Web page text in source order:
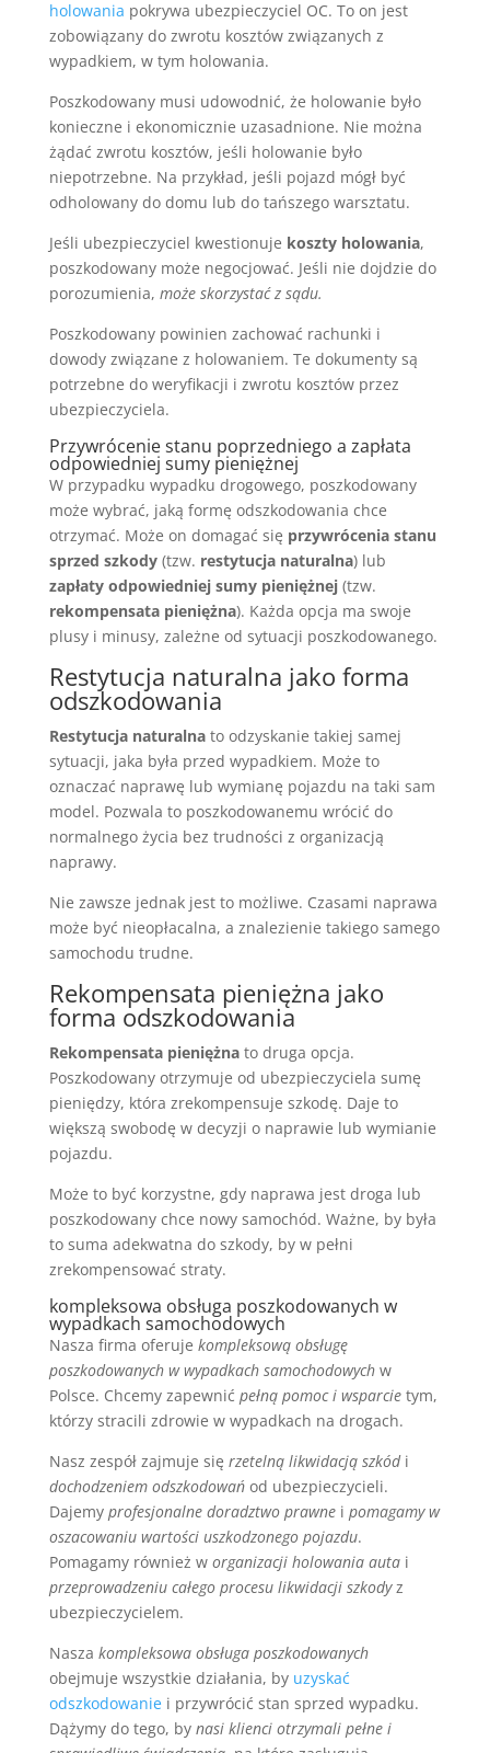
holowania pokrywa ubezpieczyciel OC. To on jest
zobowiązany do zwrotu kosztów związanych z
wypadkiem, w tym holowania.
Poszkodowany musi udowodnić, że holowanie było
konieczne i ekonomicznie uzasadnione. Nie można
żądać zwrotu kosztów, jeśli holowanie było
niepotrzebne. Na przykład, jeśli pojazd mógł być
odholowany do domu lub do tańszego warsztatu.
Jeśli ubezpieczyciel kwestionuje koszty holowania,
poszkodowany może negocjować. Jeśli nie dojdzie do
porozumienia, może skorzystać z sądu.
Poszkodowany powinien zachować rachunki i
dowody związane z holowaniem. Te dokumenty są
potrzebne do weryfikacji i zwrotu kosztów przez
ubezpieczyciela.
Przywrócenie stanu poprzedniego a zapłata
odpowiedniej sumy pieniężnej
W przypadku wypadku drogowego, poszkodowany
może wybrać, jaką formę odszkodowania chce
otrzymać. Może on domagać się przywrócenia stanu
sprzed szkody(tzw. restytucja naturalna) lub
zapłaty odpowiedniej sumy pieniężnej(tzw.
rekompensata pieniężna). Każda opcja ma swoje
plusy i minusy, zależne od sytuacji poszkodowanego.
Restytucja naturalna jako forma
odszkodowania
Restytucja naturalnato odzyskanie takiej samej
sytuacji, jaka była przed wypadkiem. Może to
oznaczać naprawę lub wymianę pojazdu na taki sam
model. Pozwala to poszkodowanemu wrócić do
normalnego życia bez trudności z organizacją
naprawy.
Nie zawsze jednak jest to możliwe. Czasami naprawa
może być nieopłacalna, a znalezienie takiego samego
samochodu trudne.
Rekompensata pieniężna jako
forma odszkodowania
Rekompensata pieniężnato druga opcja.
Poszkodowany otrzymuje od ubezpieczyciela sumę
pieniędzy, która zrekompensuje szkodę. Daje to
większą swobodę w decyzji o naprawie lub wymianie
pojazdu.
Może to być korzystne, gdy naprawa jest droga lub
poszkodowany chce nowy samochód. Ważne, by była
to suma adekwatna do szkody, by w pełni
zrekompensować straty.
kompleksowa obsługa poszkodowanych w
wypadkach samochodowych
Nasza firma oferuje kompleksową obsługę
poszkodowanych w wypadkach samochodowychw
Polsce. Chcemy zapewnić pełną pomoc i wsparcietym,
którzy stracili zdrowie w wypadkach na drogach.
Nasz zespół zajmuje się rzetelną likwidacją szkódi
dochodzeniem odszkodowańod ubezpieczycieli.
Dajemy profesjonalne doradztwo prawnei pomagamy w
oszacowaniu wartości uszkodzonego pojazdu.
Pomagamy również w organizacji holowania autai
przeprowadzeniu całego procesu likwidacji szkodyz
ubezpieczycielem.
Nasza kompleksowa obsługa poszkodowanych
obejmuje wszystkie działania, by uzyskać
odszkodowaniei przywrócić stan sprzed wypadku.
Dążymy do tego, by nasi klienci otrzymali pełne i